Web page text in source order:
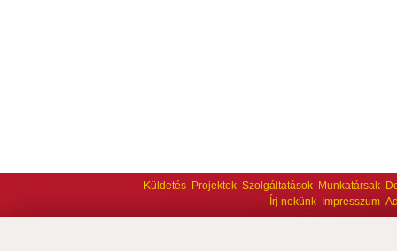
Küldetés Projektek Szolgáltatások Munkatársak
Írj nekünk
Impresszum